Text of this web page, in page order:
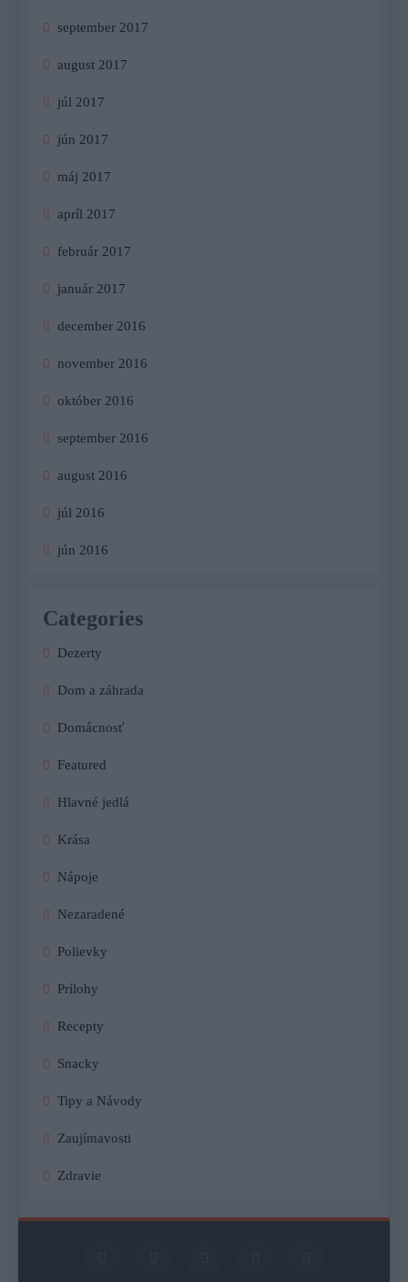
september 2017
august 2017
júl 2017
jún 2017
máj 2017
apríl 2017
február 2017
január 2017
december 2016
november 2016
október 2016
september 2016
august 2016
júl 2016
jún 2016
Categories
Dezerty
Dom a záhrada
Domácnosť
Featured
Hlavné jedlá
Krása
Nápoje
Nezaradené
Polievky
Prílohy
Recepty
Snacky
Tipy a Návody
Zaujímavosti
Zdravie